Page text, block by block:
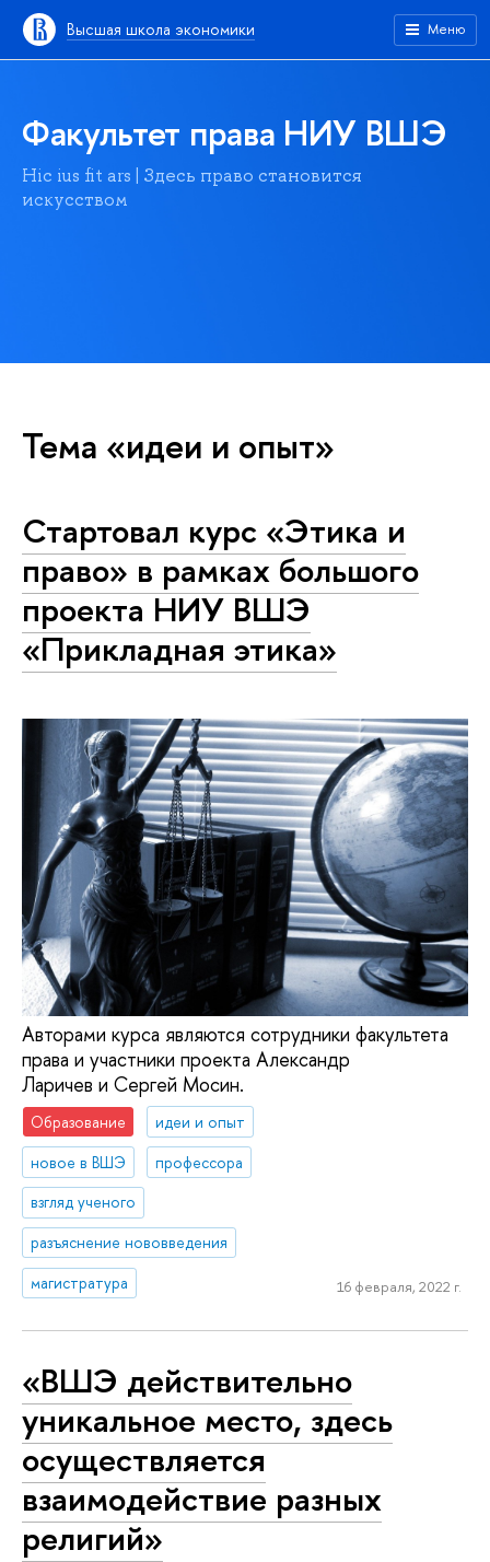
Высшая школа экономики Меню
Факультет права НИУ ВШЭ
Hic ius fit ars | Здесь право становится
искусством
Тема «идеи и опыт»
Стартовал курс «Этика и
право» в рамках большого
проекта НИУ ВШЭ
«Прикладная этика»
Авторами курса являются сотрудники факультета
права и участники проекта Александр
Ларичев и Сергей Мосин.
Образование
идеи и опыт
новое в ВШЭ
профессора
взгляд ученого
разъяснение нововведения
магистратура
16 февраля, 2022 г.
«ВШЭ действительно
уникальное место, здесь
осуществляется
взаимодействие разных
религий»